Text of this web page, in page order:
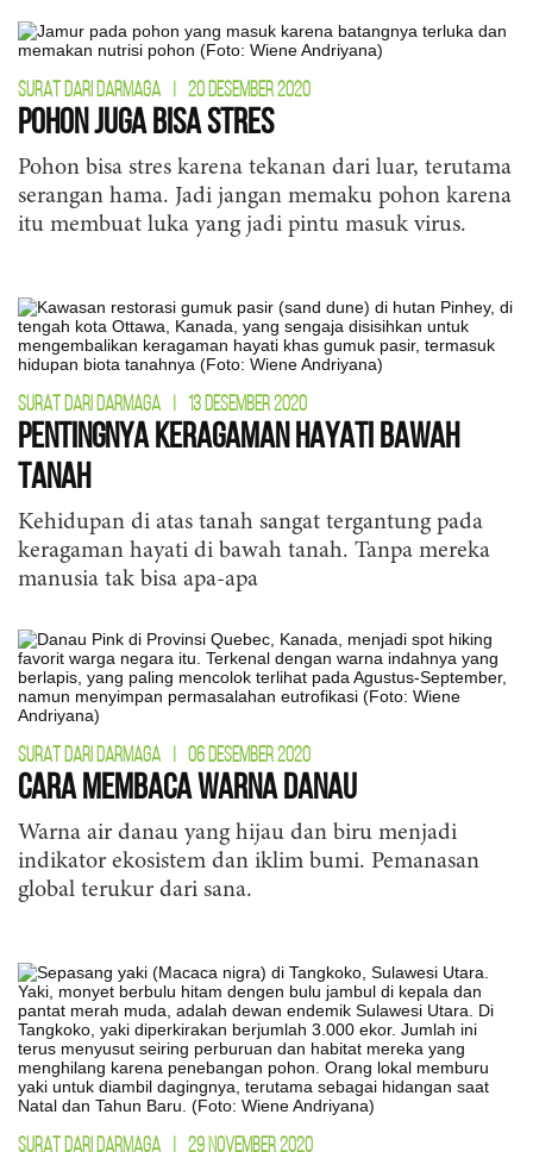
SURAT DARI DARMAGA 20 DESEMBER 2020
Pohon Juga Bisa Stres
Pohon bisa stres karena tekanan dari luar, terutama
serangan hama. Jadi jangan memaku pohon karena
itu membuat luka yang jadi pintu masuk virus.
SURAT DARI DARMAGA 13 DESEMBER 2020
Pentingnya Keragaman Hayati Bawah
Tanah
Kehidupan di atas tanah sangat tergantung pada
keragaman hayati di bawah tanah. Tanpa mereka
manusia tak bisa apa-apa
SURAT DARI DARMAGA 06 DESEMBER 2020
Cara Membaca Warna Danau
Warna air danau yang hijau dan biru menjadi
indikator ekosistem dan iklim bumi. Pemanasan
global terukur dari sana.
SURAT DARI DARMAGA 29 NOVEMBER 2020